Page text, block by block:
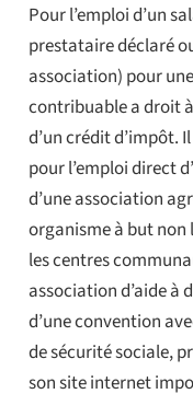
Pour l’emploi d’un
prestataire déclaré
association) pour
contribuable a droit
d’un crédit d’impôt.
pour l’emploi direct
d’une association
organisme à but
les centres
association d’aide à
d’une convention
de sécurité sociale,
son site internet